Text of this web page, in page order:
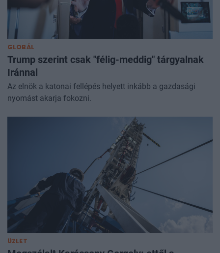
GLOBÁL
Trump szerint csak "félig-meddig" tárgyalnak
Iránnal
Az elnök a katonai fellépés helyett inkább a gazdasági
nyomást akarja fokozni.
ÜZLET